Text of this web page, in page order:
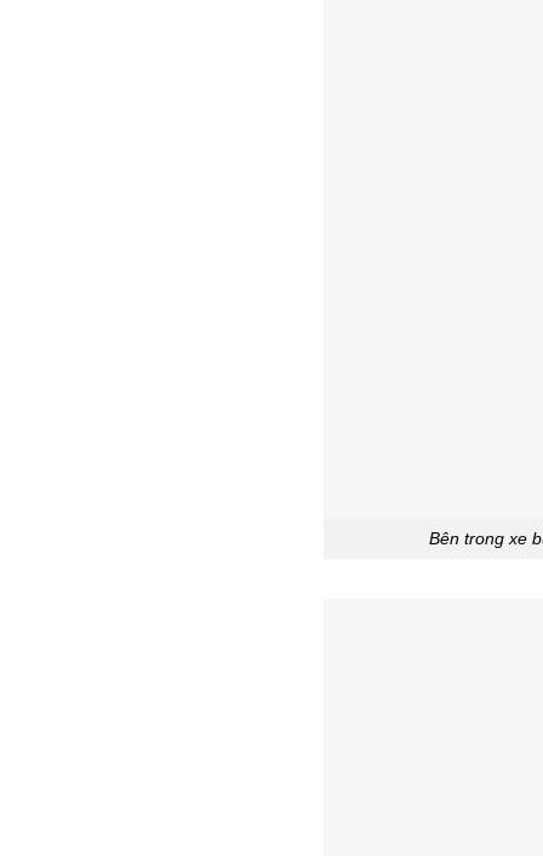
Bên trong xe